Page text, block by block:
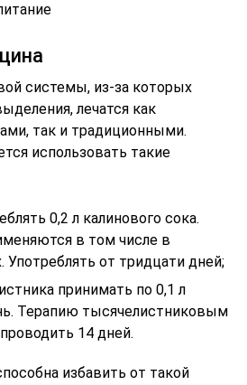
системы, из-за которых
лечатся как
так и традиционными.
использовать такие
0,2 л калинового сока.
в том числе в
Употреблять от тридцати дней;
принимать по 0,1 л
Терапию тысячелистниковым
14 дней.
избавить от такой